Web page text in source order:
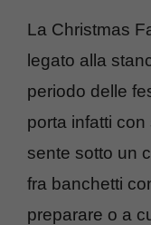
La Christmas
legato alla
periodo delle
porta infatti
sente sotto un
fra banchetti
preparare o a